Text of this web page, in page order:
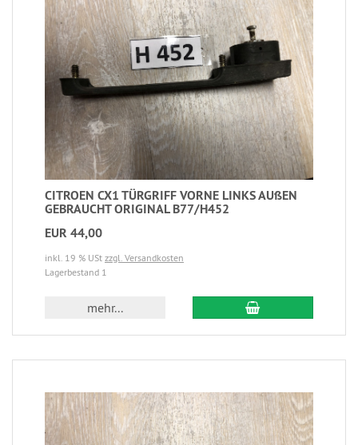
CITROEN CX1 TÜRGRIFF VORNE LINKS AUßEN
GEBRAUCHT ORIGINAL B77/H452
EUR 44,00
inkl. 19 % USt zzgl. Versandkosten
Lagerbestand 1
mehr...